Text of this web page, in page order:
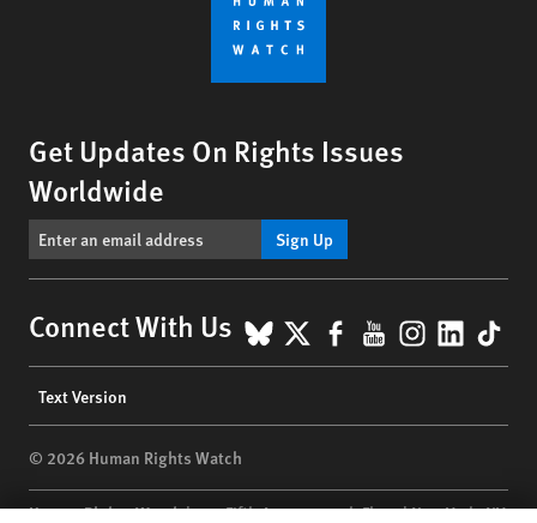
Get Updates On Rights Issues
Worldwide
Sign Up
Connect With Us BlueSky
X Facebook
YouTube
menu
Text Version
© 2026 Human Rights Watch
Human Rights Watch| 350 Fifth Avenue, 34th Floor | New York,NY